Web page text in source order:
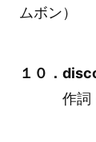
ムボン）
１０．
作詞・